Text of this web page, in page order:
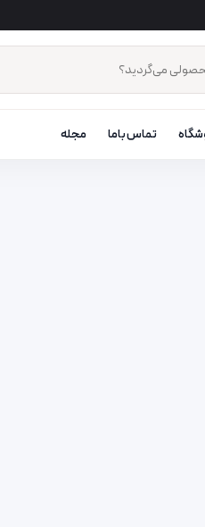
محصول
تماس باما مجله